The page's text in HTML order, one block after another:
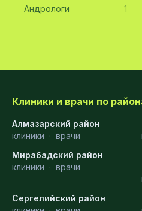
Андрологи 1
Клиники и врачи по
Алмазарский район
клиники · врачи
Мирабадский район
клиники · врачи
Сергелийский район